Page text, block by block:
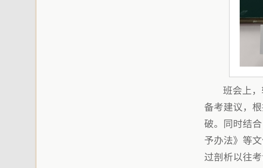
班会上
备考建议，
破。同时结
予办法》等
过剖析以往